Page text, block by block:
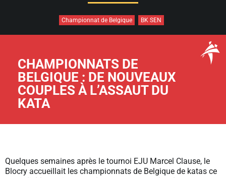
Championnat de Belgique BK SEN
CHAMPIONNATS DE
BELGIQUE : DE NOUVEAUX
COUPLES À L’ASSAUT DU
KATA
Quelques semaines après le tournoi EJU Marcel Clause, le
Blocry accueillait les championnats de Belgique de katas ce